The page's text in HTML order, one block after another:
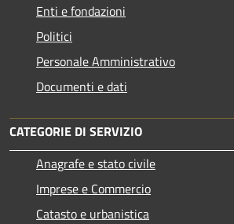
Enti e fondazioni
Politici
Personale Amministrativo
Documenti e dati
CATEGORIE DI SERVIZIO
Anagrafe e stato civile
Imprese e Commercio
Catasto e urbanistica